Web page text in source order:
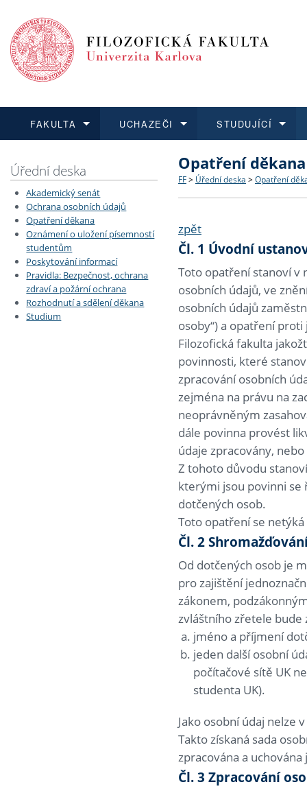
FAKULTA
Dozvědět se více
Struktura a historie
Strategie a další
Absolventi fakulty
Fakultní školy FF UK
UCHAZEČI
Podat přihlášku
Co studovat a jak se
Učitelské studijní
STUDUJÍCÍ
Dozvědět se více
Bakalářské a magisterské
Doktorské studium
Dozvědět se více
O vědě a výzkumu na FF
Akademické kvalifikace
Dozvědět se více
Aktuální nabídky a
Vyjíždějící studenti
Vyjíždějící zaměstnanci
Úřední deska
Akademický senát
Ochrana osobních údajů
Opatření děkana
Oznámení o uložení písemností
studentům
Poskytování informací
Pravidla: Bezpečnost, ochrana
zdraví a požární ochrana
Rozhodnutí a sdělení děkana
Studium
Opatření
FF > Úřední deska > Opatření
zpět
Čl. 1 Úvodní
Toto opatření stanoví v
osobních údajů, ve
osobních údajů
osoby“) a opatření
Filozofická fakulta
povinnosti, které
zpracování osobních
zejména na právu na
neoprávněným
dále povinna provést
údaje zpracovány,
Z tohoto důvodu
kterými jsou povinni se
dotčených osob.
Toto opatření se
Čl. 2
Od dotčených osob je
pro zajištění
zákonem,
zvláštního zřetele bude
jméno a příjmení
jeden další osobní
počítačové sítě UK
studenta UK).
Jako osobní údaj nelze
Takto získaná sada
zpracována a
Čl. 3 Zpracování